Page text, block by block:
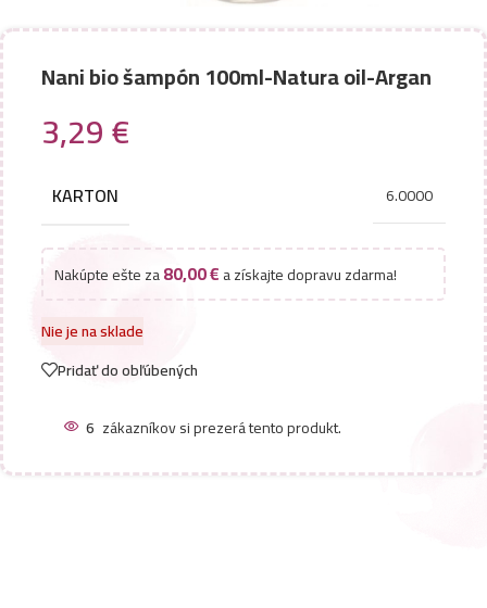
Nani bio šampón 100ml-Natura oil-Argan
3,29€
KARTON 6.0000
Nakúpte ešte za80,00€a získajte dopravu zdarma!
Nie je na sklade
Pridať do obľúbených
6 zákazníkov si prezerá tento produkt.